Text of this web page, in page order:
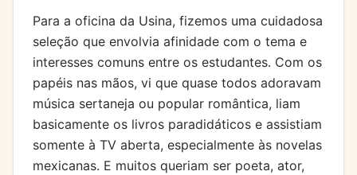
Para a oficina da Usina, fizemos uma cuidadosa
seleção que envolvia afinidade com o tema e
interesses comuns entre os estudantes. Com os
papéis nas mãos, vi que quase todos adoravam
música sertaneja ou popular romântica, liam
basicamente os livros paradidáticos e assistiam
somente à TV aberta, especialmente às novelas
mexicanas. E muitos queriam ser poeta, ator,